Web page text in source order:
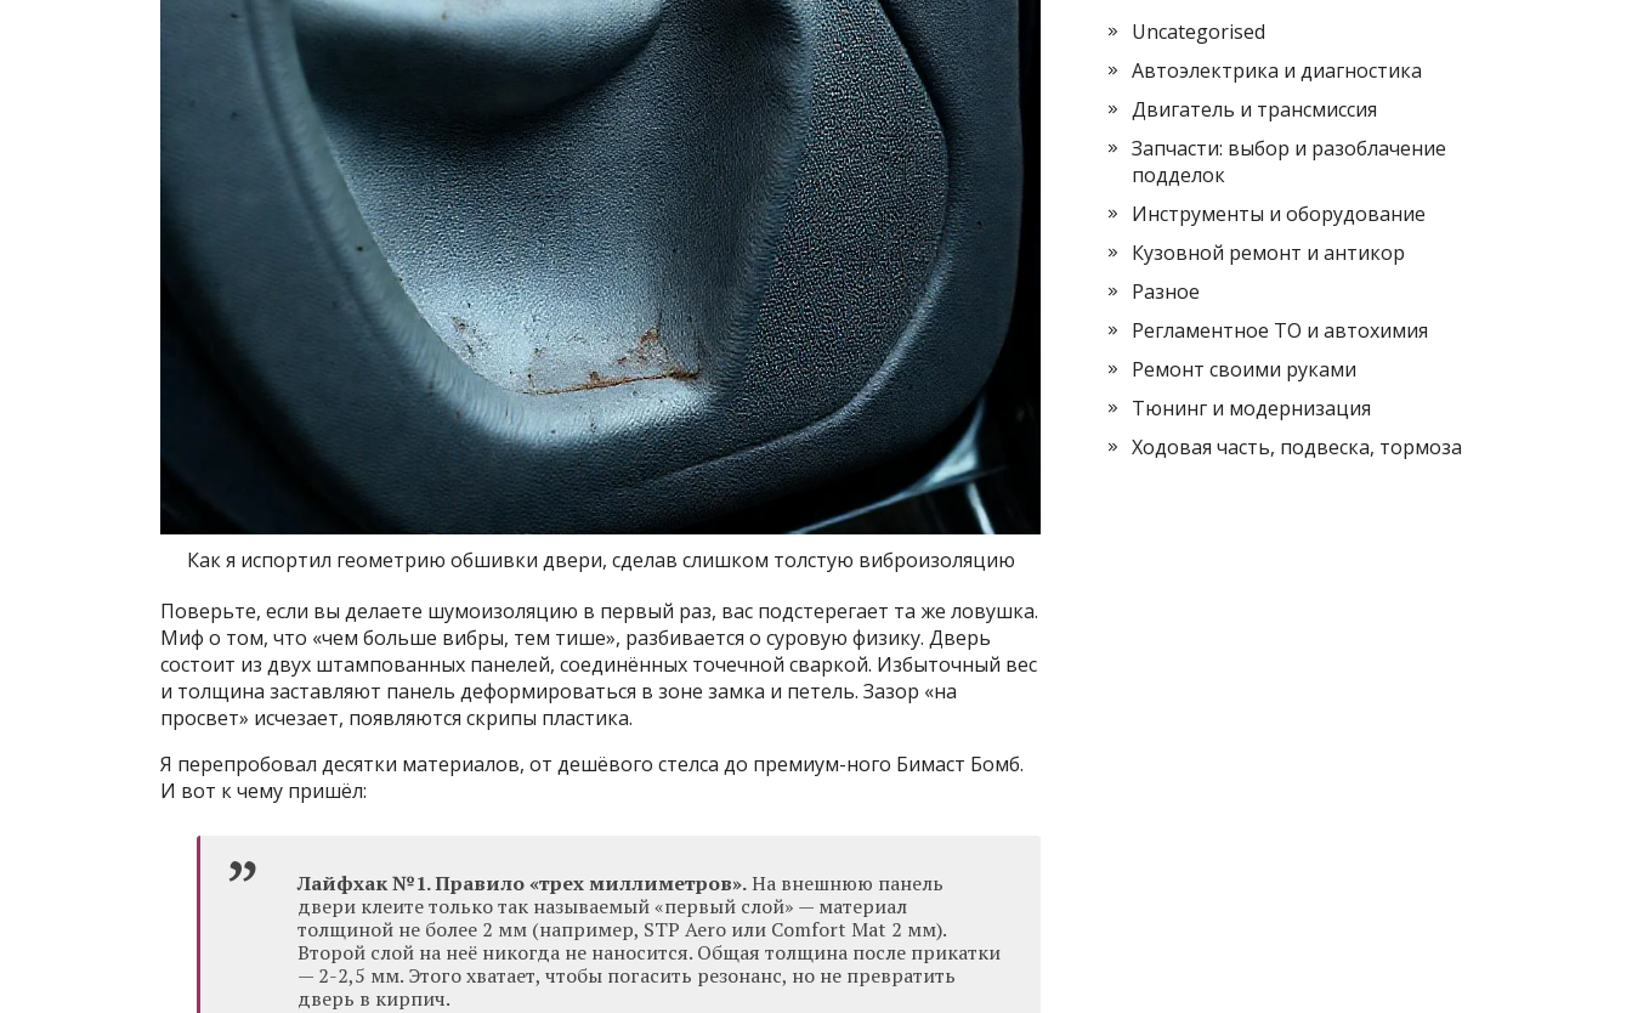
Как я испортил геометрию обшивки двери, сделав слишком толстую виброизоляцию
Поверьте, если вы делаете шумоизоляцию в первый раз, вас подстерегает та же ловушка.
Миф о том, что «чем больше вибры, тем тише», разбивается о суровую физику. Дверь
состоит из двух штампованных панелей, соединённых точечной сваркой. Избыточный вес
и толщина заставляют панель деформироваться в зоне замка и петель. Зазор «на
просвет» исчезает, появляются скрипы пластика.
Я перепробовал десятки материалов, от дешёвого стелса до премиум-ного Бимacт Бомб.
И вот к чему пришёл:
Лайфхак №1. Правило «трех миллиметров».На внешнюю панель
двери клеите только так называемый «первый слой» — материал
толщиной не более 2 мм (например, STP Aero или Comfort Mat 2 мм).
Второй слой на неё никогда не наносится. Общая толщина после прикатки
— 2-2,5 мм. Этого хватает, чтобы погасить резонанс, но не превратить
дверь в кирпич.
Uncategorised
Автоэлектрика и диагностика
Двигатель и трансмиссия
Запчасти: выбор и разоблачение
подделок
Инструменты и оборудование
Кузовной ремонт и антикор
Разное
Регламентное ТО и автохимия
Ремонт своими руками
Тюнинг и модернизация
Ходовая часть, подвеска, тормоза